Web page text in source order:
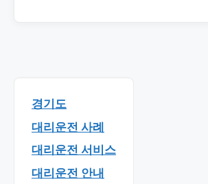
경기도
대리운전 사례
대리운전 서비스
대리운전 안내